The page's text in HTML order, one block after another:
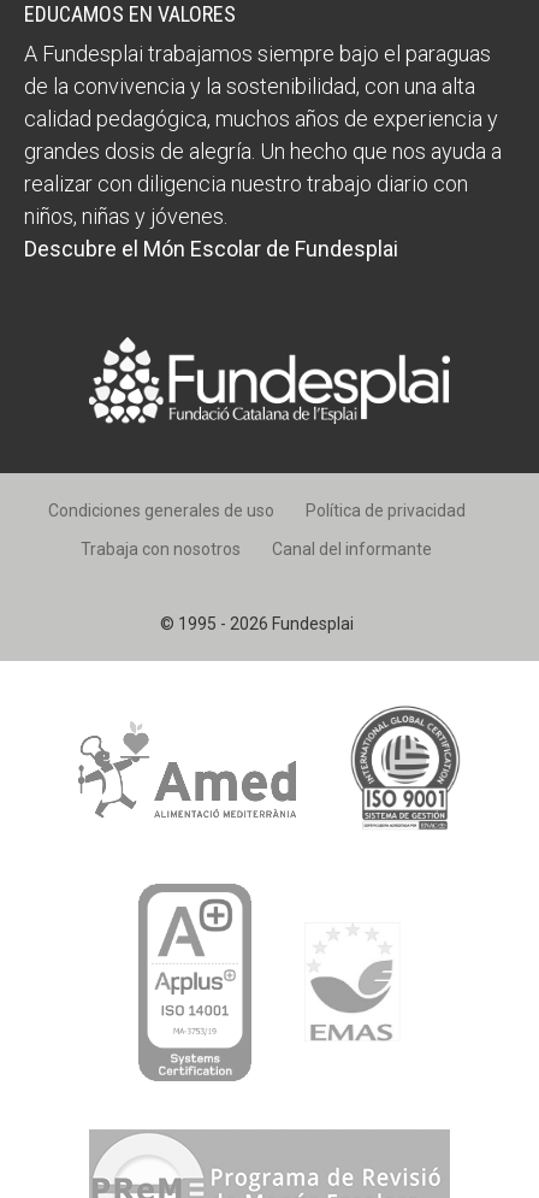
EDUCAMOS EN VALORES
A Fundesplai trabajamos siempre bajo el paraguas
de la convivencia y la sostenibilidad, con una alta
calidad pedagógica, muchos años de experiencia y
grandes dosis de alegría. Un hecho que nos ayuda a
realizar con diligencia nuestro trabajo diario con
niños, niñas y jóvenes.
Descubre el Món Escolar de Fundesplai
© 1995 - 2026 Fundesplai
Condiciones generales de uso
Política de privacidad
Trabaja con nosotros
Canal del informante